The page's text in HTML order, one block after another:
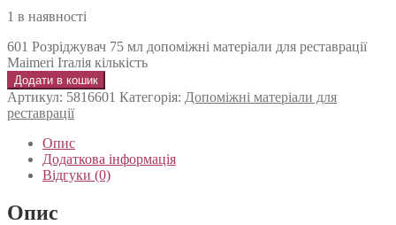
1 в наявності
601 Розріджувач 75 мл допоміжні матеріали для реставрації
Maimeri Італія кількість
Додати в кошик
Артикул: 5816601 Категорія: Допоміжні матеріали для
реставрації
Опис
Додаткова інформація
Відгуки (0)
Опис